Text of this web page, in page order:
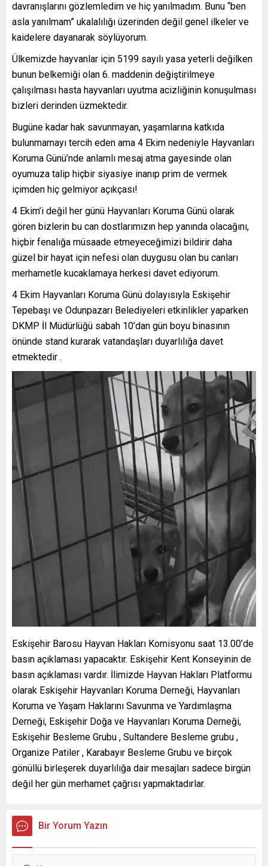
davranışlarını gözlemledim ve hiç yanılmadım. Bunu “ben
asla yanılmam” ukalalılığı üzerinden değil genel ilkeler ve
kaidelere dayanarak söylüyorum.
Ülkemizde hayvanlar için 5199 sayılı yasa yeterli değilken
bunun belkemiği olan 6. maddenin değiştirilmeye
çalışılması hasta hayvanları uyutma acizliğinin konuşulması
bizleri derinden üzmektedir.
Bugüne kadar hak savunmayan, yaşamlarına katkıda
bulunmamayı tercih eden ama 4 Ekim nedeniyle Hayvanları
Koruma Günü’nde anlamlı mesaj atma gayesinde olan
oyumuza talip hiçbir siyasiye inanıp prim de vermek
içimden hiç gelmiyor açıkçası!
4 Ekim’i değil her günü Hayvanları Koruma Günü olarak
gören bizlerin bu can dostlarımızın hep yanında olacağını,
hiçbir fenalığa müsaade etmeyeceğimizi bildirir daha
güzel bir hayat için nefesi olan duygusu olan bu canları
merhametle kucaklamaya herkesi davet ediyorum.
4 Ekim Hayvanları Koruma Günü dolayısıyla Eskişehir
Tepebaşı ve Odunpazarı Belediyeleri etkinlikler yaparken
DKMP İl Müdürlüğü sabah 10’dan gün boyu binasının
önünde stand kurarak vatandaşları duyarlılığa davet
etmektedir .
Eskişehir Barosu Hayvan Hakları Komisyonu saat 13.00’de
basın açıklaması yapacaktır. Eskişehir Kent Konseyinin de
basın açıklaması vardır. İlimizde Hayvan Hakları Platformu
olarak Eskişehir Hayvanları Koruma Derneği, Hayvanları
Koruma ve Yaşam Haklarını Savunma ve Yardımlaşma
Derneği, Eskişehir Doğa ve Hayvanları Koruma Derneği,
Eskişehir Besleme Grubu , Sultandere Besleme grubu ,
Organize Patiler , Karabayır Besleme Grubu ve birçok
gönüllü birleşerek duyarlılığa dair mesajları sadece birgün
değil her gün merhamet çağrısı yapmaktadırlar.
Bir Yorum Yazın